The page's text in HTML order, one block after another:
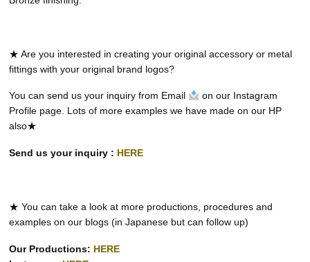
★ Are you interested in creating your original accessory or metal
fittings with your original brand logos?
You can send us your inquiry from Email
on our Instagram
Profile page. Lots of more examples we have made on our HP
also★
Send us your inquiry : HERE
★ You can take a look at more productions, procedures and
examples on our blogs (in Japanese but can follow up)
Our Productions: HERE